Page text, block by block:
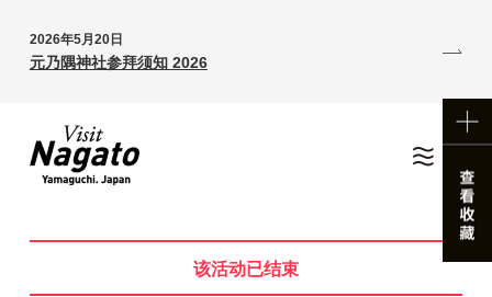
2026年5月20日
元乃隅神社参拜须知 2026
该活动已结束